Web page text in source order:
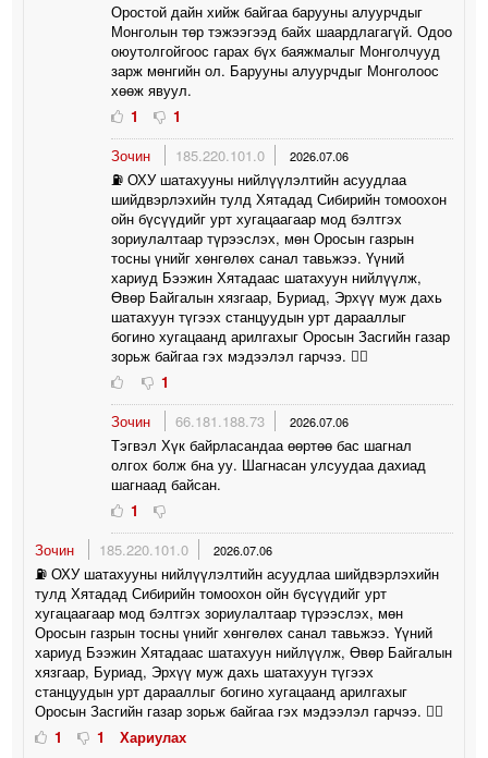
Оростой дайн хийж байгаа барууны алуурчдыг
Монголын төр тэжээгээд байх шаардлагагүй. Одоо
оюутолгойгоос гарах бүх баяжмалыг Монголчууд
зарж мөнгийн ол. Барууны алуурчдыг Монголоос
хөөж явуул.
1
1
Зочин
185.220.101.0 2026.07.06
⛽️ ОХУ шатахууны нийлүүлэлтийн асуудлаа
шийдвэрлэхийн тулд Хятадад Сибирийн томоохон
ойн бүсүүдийг урт хугацаагаар мод бэлтгэх
зориулалтаар түрээслэх, мөн Оросын газрын
тосны үнийг хөнгөлөх санал тавьжээ. Үүний
хариуд Бээжин Хятадаас шатахуун нийлүүлж,
Өвөр Байгалын хязгаар, Буриад, Эрхүү муж дахь
шатахуун түгээх станцуудын урт дарааллыг
богино хугацаанд арилгахыг Оросын Засгийн газар
зорьж байгаа гэх мэдээлэл гарчээ. 🤦‍♀️
1
Зочин
66.181.188.73 2026.07.06
Тэгвэл Хүк байрласандаа өөртөө бас шагнал
олгох болж бна уу. Шагнасан улсуудаа дахиад
шагнаад байсан.
1
Зочин
185.220.101.0 2026.07.06
⛽️ ОХУ шатахууны нийлүүлэлтийн асуудлаа шийдвэрлэхийн
тулд Хятадад Сибирийн томоохон ойн бүсүүдийг урт
хугацаагаар мод бэлтгэх зориулалтаар түрээслэх, мөн
Оросын газрын тосны үнийг хөнгөлөх санал тавьжээ. Үүний
хариуд Бээжин Хятадаас шатахуун нийлүүлж, Өвөр Байгалын
хязгаар, Буриад, Эрхүү муж дахь шатахуун түгээх
станцуудын урт дарааллыг богино хугацаанд арилгахыг
Оросын Засгийн газар зорьж байгаа гэх мэдээлэл гарчээ. 🤦‍♀️
1
1
Хариулах